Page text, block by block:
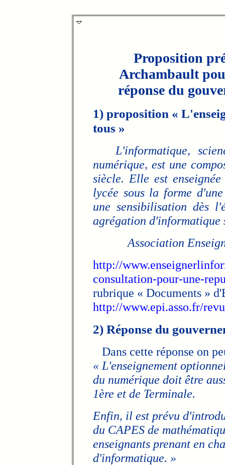
Proposition
Archambault
réponse du
1) proposition «
tous »
L'informatique,
numérique, est une
siècle. Elle est
lycée sous la forme
une sensibilisation dès
agrégation d'informatique
Association
http://
consultation-pour-une-
rubrique « Documents »
http://www.epi.asso.fr/
2) Réponse du
Dans cette réponse on
« L'enseignement
du numérique doit être
1ère et de Terminale.
Enfin, il est prévu
du CAPES de
enseignants prenant en
d'informatique. »